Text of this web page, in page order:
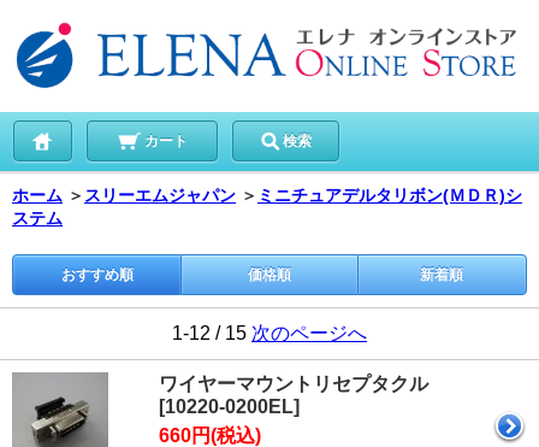
カート 検索
ホーム ＞ スリーエムジャパン ＞ ミニチュアデルタリボン(ＭＤＲ)シ
ステム
おすすめ順 価格順 新着順
1-12 / 15 次のページへ
ワイヤーマウントリセプタクル
[10220-0200EL]
660円(税込)